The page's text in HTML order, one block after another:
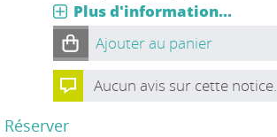
Plus d'information...
Ajouter au panier
Aucun avis sur cette notice.
Réserver